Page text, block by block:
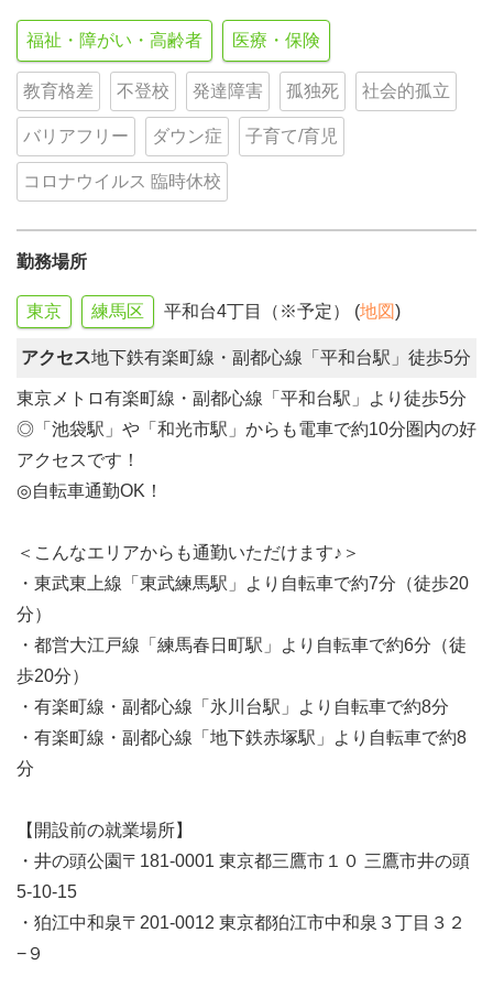
福祉・障がい・高齢者 医療・保険
教育格差 不登校 発達障害 孤独死 社会的孤立
バリアフリー ダウン症 子育て/育児
コロナウイルス 臨時休校
勤務場所
東京 練馬区 平和台4丁目（※予定） (地図)
アクセス地下鉄有楽町線・副都心線「平和台駅」徒歩5分
東京メトロ有楽町線・副都心線「平和台駅」より徒歩5分
◎「池袋駅」や「和光市駅」からも電車で約10分圏内の好
アクセスです！
◎自転車通勤OK！
＜​こんなエリアからも通勤いただけます♪＞
・東武東上線「東武練馬駅」より自転車で約7分（徒歩20
分）
・都営大江戸線「練馬春日町駅」より自転車で約6分（徒
歩20分）
・有楽町線・副都心線「氷川台駅」より自転車で約8分
・有楽町線・副都心線「地下鉄赤塚駅」より自転車で約8
分
【開設前の就業場所】
・井の頭公園〒181-0001 東京都三鷹市１０ 三鷹市井の頭
5‐10‐15
・狛江中和泉〒201-0012 東京都狛江市中和泉３丁目３２
−９